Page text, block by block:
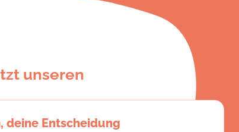
unseren
deine Entscheidung